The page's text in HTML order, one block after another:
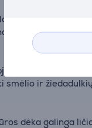
paviršiais. Jų
180
smėlio ir
dėka galinga